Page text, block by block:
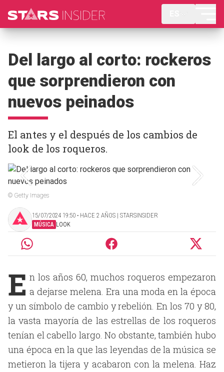
Del largo al corto: rockeros
que sorprendieron con
nuevos peinados
El antes y el después de los cambios de
look de los roqueros.
© Getty Images
15/07/2024 19:50 ‧ HACE 2 AÑOS | STARSINSIDER
MÚSICA LOOK
E n los años 60, muchos roqueros empezaron
a dejarse melena. Era una moda en la época
y un símbolo de cambio y rebelión. En los 70 y 80,
la vasta mayoría de las estrellas de los roqueros
tenían el cabello largo. No obstante, también hubo
una época en la que las leyendas de la música se
metieron la tijera y acabaron con la melena. Haz